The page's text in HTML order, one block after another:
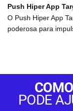
Push Hiper App
O Push Hiper App
poderosa para
PODE